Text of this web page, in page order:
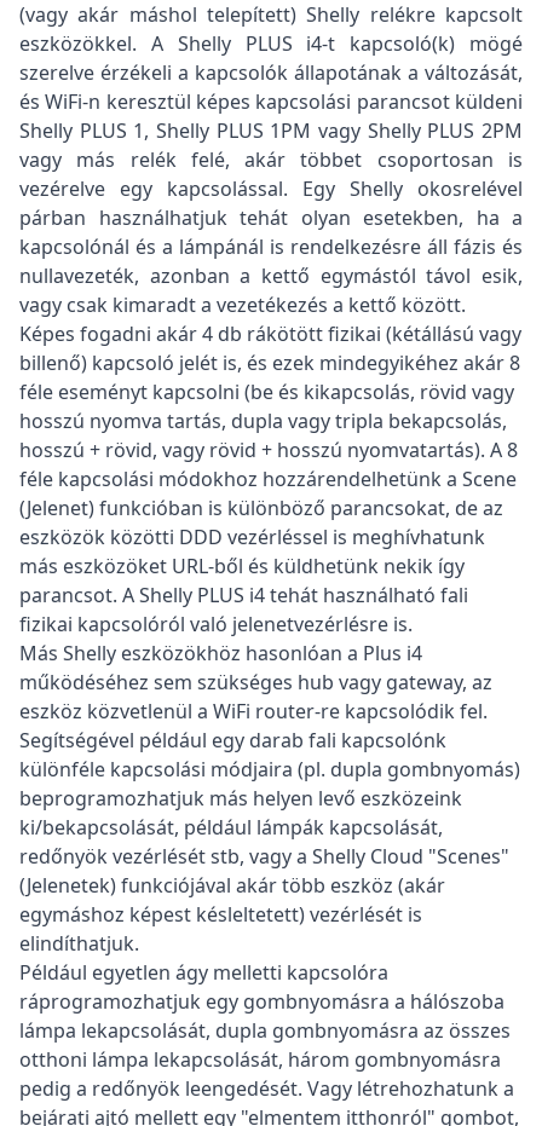
(vagy akár máshol telepített) Shelly relékre kapcsolt
eszközökkel. A Shelly PLUS i4-t kapcsoló(k) mögé
szerelve érzékeli a kapcsolók állapotának a változását,
és WiFi-n keresztül képes kapcsolási parancsot küldeni
Shelly PLUS 1, Shelly PLUS 1PM vagy Shelly PLUS 2PM
vagy más relék felé, akár többet csoportosan is
vezérelve egy kapcsolással. Egy Shelly okosrelével
párban használhatjuk tehát olyan esetekben, ha a
kapcsolónál és a lámpánál is rendelkezésre áll fázis és
nullavezeték, azonban a kettő egymástól távol esik,
vagy csak kimaradt a vezetékezés a kettő között.
Képes fogadni akár 4 db rákötött fizikai (kétállású vagy
billenő) kapcsoló jelét is, és ezek mindegyikéhez akár 8
féle eseményt kapcsolni (be és kikapcsolás, rövid vagy
hosszú nyomva tartás, dupla vagy tripla bekapcsolás,
hosszú + rövid, vagy rövid + hosszú nyomvatartás). A 8
féle kapcsolási módokhoz hozzárendelhetünk a Scene
(Jelenet) funkcióban is különböző parancsokat, de az
eszközök közötti DDD vezérléssel is meghívhatunk
más eszközöket URL-ből és küldhetünk nekik így
parancsot. A Shelly PLUS i4 tehát használható fali
fizikai kapcsolóról való jelenetvezérlésre is.
Más Shelly eszközökhöz hasonlóan a Plus i4
működéséhez sem szükséges hub vagy gateway, az
eszköz közvetlenül a WiFi router-re kapcsolódik fel.
Segítségével például egy darab fali kapcsolónk
különféle kapcsolási módjaira (pl. dupla gombnyomás)
beprogramozhatjuk más helyen levő eszközeink
ki/bekapcsolását, például lámpák kapcsolását,
redőnyök vezérlését stb, vagy a Shelly Cloud "Scenes"
(Jelenetek) funkciójával akár több eszköz (akár
egymáshoz képest késleltetett) vezérlését is
elindíthatjuk.
Például egyetlen ágy melletti kapcsolóra
ráprogramozhatjuk egy gombnyomásra a hálószoba
lámpa lekapcsolását, dupla gombnyomásra az összes
otthoni lámpa lekapcsolását, három gombnyomásra
pedig a redőnyök leengedését. Vagy létrehozhatunk a
bejárati ajtó mellett egy "elmentem itthonról" gombot,